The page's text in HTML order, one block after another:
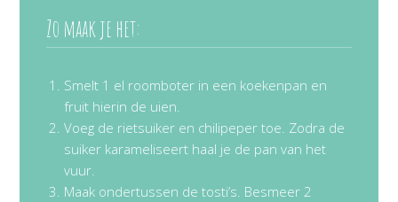
Zo maak je het:
Smelt 1 el roomboter in een koekenpan en
fruit hierin de uien.
Voeg de rietsuiker en chilipeper toe. Zodra de
suiker karameliseert haal je de pan van het
vuur.
Maak ondertussen de tosti’s. Besmeer 2